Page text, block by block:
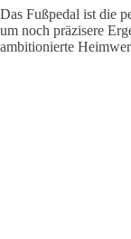
Das Fußpedal ist die
um noch präzisere
ambitionierte